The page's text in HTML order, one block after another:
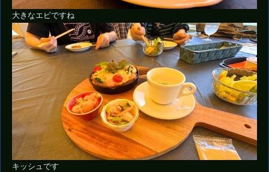
大きなエビですね
キッシュです